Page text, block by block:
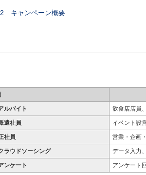
キャンペーン概要
ルバイト 飲食店店員
遣社員 イベント設
社員 営業・企画
ラウドソーシング データ入力
ンケート アンケート